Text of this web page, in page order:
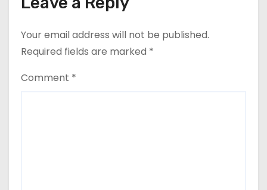
a
t
Your email address will not be published.
Required fields are marked *
Comment *